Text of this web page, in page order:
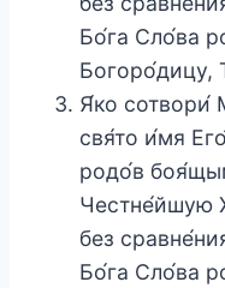
Бо́га Сло́ва
Богоро́дицу,
Я́ко сотвори́
свя́то и́мя
родо́в
Честне́йшую
без
Бо́га Сло́ва